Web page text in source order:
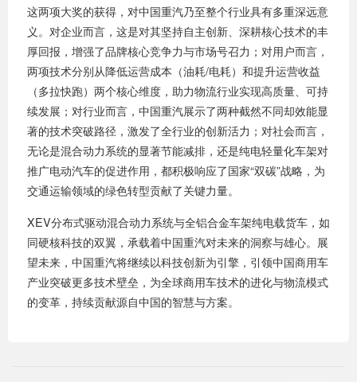
这两项大奖的获得，对中国重汽乃至整个行业具有多重深远意
义。对企业而言，这是对其坚持自主创新、深耕核心技术的丰
厚回报，增强了品牌核心竞争力与市场号召力；对用户而言，
两项技术分别从降低运营成本（油耗/电耗）和提升运营收益
（多拉快跑）两个核心维度，助力物流行业实现高质量、可持
续发展；对行业而言，中国重汽展示了两种截然不同却效能显
著的技术突破路径，激发了全行业的创新活力；对社会而言，
无论是混合动力系统的显著节能减排，还是纯电轻量化车架对
推广电动汽车的促进作用，都积极响应了国家“双碳”战略，为
交通运输领域的绿色转型贡献了关键力量。
XEV分布式驱动混合动力系统与全铝合金车架纯电载货车，如
同硬核科技的双翼，承载着中国重汽对未来的洞察与雄心。展
望未来，中国重汽将继续以科技创新为引擎，引领中国商用车
产业突破更多技术壁垒，为全球商用车技术的进化与物流模式
的变革，持续贡献源自中国的智慧与方案。